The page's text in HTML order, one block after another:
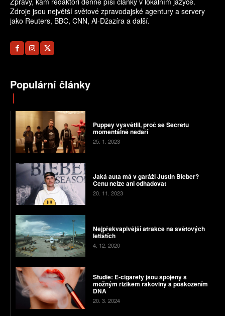
Zdroje jsou největší světové zpravodajské agentury a servery
jako Reuters, BBC, CNN, Al-Džazíra a další.
Populární články
Puppey vysvětlil, proč se Secretu
momentálně nedaří
25. 1. 2023
Jaká auta má v garáži Justin Bieber?
Cenu nelze ani odhadovat
20. 11. 2023
Nejpřekvapivější atrakce na světových
letištích
4. 12. 2020
Studie: E-cigarety jsou spojeny s
možným rizikem rakoviny a poškozením
DNA
20. 3. 2024